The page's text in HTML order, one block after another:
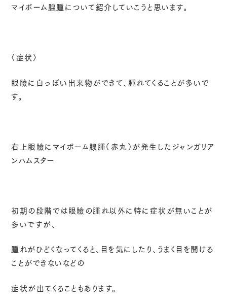
マイボーム腺腫について紹介していこうと思います。
〈症状〉
眼瞼に白っぽい出来物ができて、腫れてくることが多いで
す。
右上眼瞼にマイボーム腺腫（赤丸）が発生したジャンガリア
ンハムスター
初期の段階では眼瞼の腫れ以外に特に症状が無いことが
多いですが、
腫れがひどくなってくると、目を気にしたり、うまく目を開ける
ことができないなどの
症状が出てくることもあります。